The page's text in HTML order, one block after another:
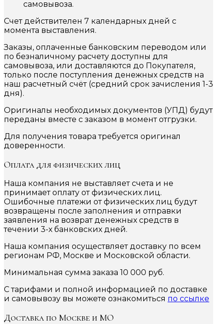
самовывоза.
Счет действителен 7 календарных дней с
момента выставления.
Заказы, оплаченные банковским переводом или
по безналичному расчету доступны для
самовывоза, или доставляются до Покупателя,
только после поступления денежных средств на
наш расчетный счёт (средний срок зачисления 1-3
дня).
Оригиналы необходимых документов (УПД) будут
переданы вместе с заказом в момент отгрузки.
Для получения товара требуется оригинал
доверенности.
Оплата для физических лиц
Наша компания не выставляет счета и не
принимает оплату от физических лиц.
Ошибочные платежи от физических лиц будут
возвращены после заполнения и отправки
заявления на возврат денежных средств в
течении 3-х банковских дней.
Наша компания осуществляет доставку по всем
регионам РФ, Москве и Московской области.
Минимальная сумма заказа 10 000 руб.
С тарифами и полной информацией по доставке
и самовывозу вы можете ознакомиться по ссылке
Доставка по Москве и МО